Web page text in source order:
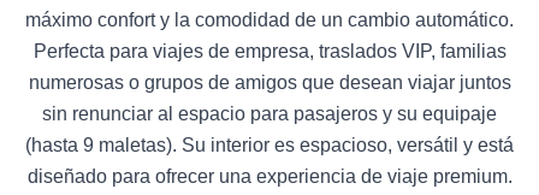
máximo confort y la comodidad de un cambio automático.
Perfecta para viajes de empresa, traslados VIP, familias
numerosas o grupos de amigos que desean viajar juntos
sin renunciar al espacio para pasajeros y su equipaje
(hasta 9 maletas). Su interior es espacioso, versátil y está
diseñado para ofrecer una experiencia de viaje premium.